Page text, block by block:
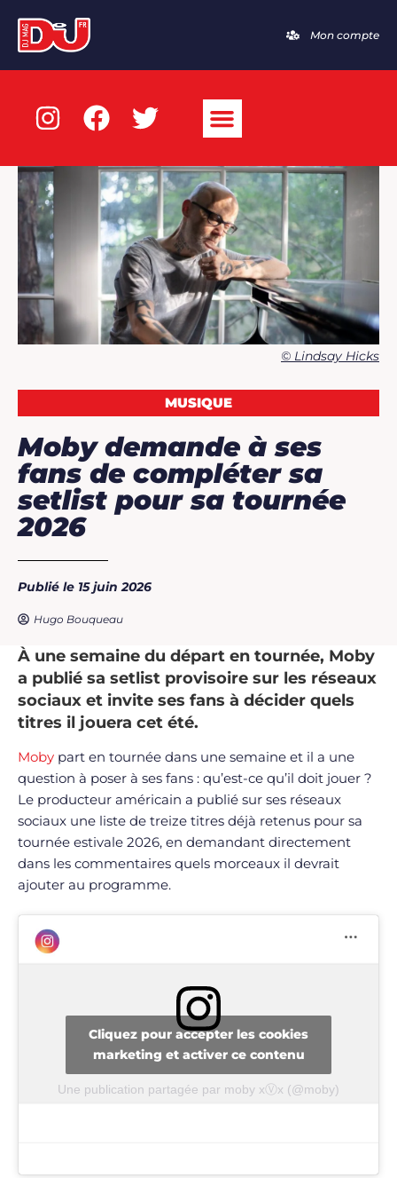
Mon compte
© Lindsay Hicks
MUSIQUE
Moby demande à ses
fans de compléter sa
setlist pour sa tournée
2026
Publié le 15 juin 2026
Hugo Bouqueau
À une semaine du départ en tournée, Moby
a publié sa setlist provisoire sur les réseaux
sociaux et invite ses fans à décider quels
titres il jouera cet été.
Moby part en tournée dans une semaine et il a une
question à poser à ses fans : qu’est-ce qu’il doit jouer ?
Le producteur américain a publié sur ses réseaux
sociaux une liste de treize titres déjà retenus pour sa
tournée estivale 2026, en demandant directement
dans les commentaires quels morceaux il devrait
ajouter au programme.
Une publication partagée par moby xⓋx (@moby)
Cliquez pour accepter les cookies
marketing et activer ce contenu